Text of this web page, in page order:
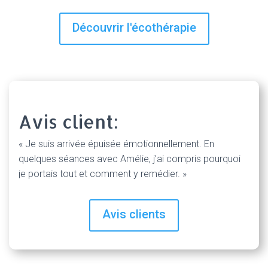
Découvrir l'écothérapie
Avis client:
« Je suis arrivée épuisée émotionnellement. En
quelques séances avec Amélie, j’ai compris pourquoi
je portais tout et comment y remédier. »
Avis clients